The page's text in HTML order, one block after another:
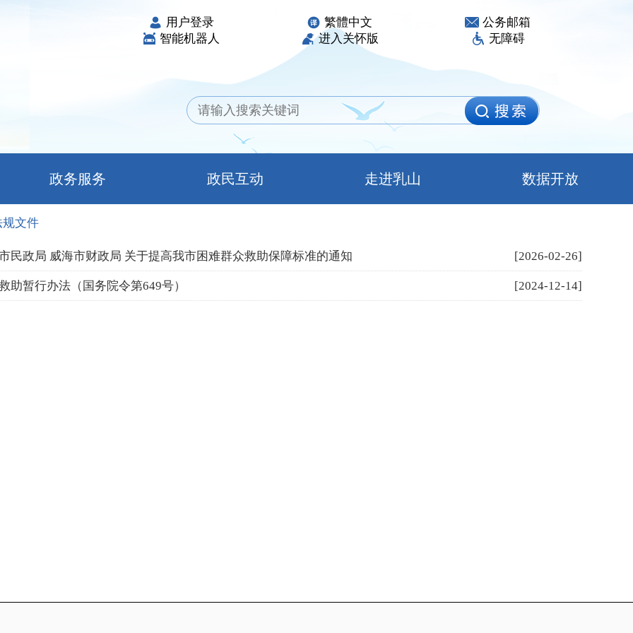
用户登录 繁體中文
公务邮箱
智能机器人
进入关怀版 无障碍
政务服务 政民互动 走进乳山 数据开放
文件
民政局 威海市财政局 关于提高我市困难群众救助保障标准的通知 [2026-02-26]
助暂行办法（国务院令第649号） [2024-12-14]